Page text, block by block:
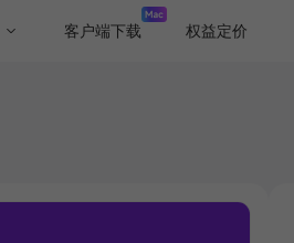
客户端下载 权益定价